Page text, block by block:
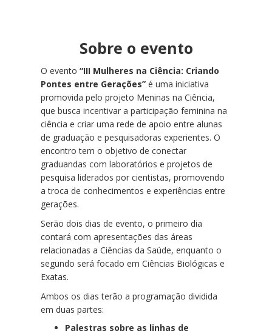
Sobre o evento
O evento “III Mulheres na Ciência: Criando
Pontes entre Gerações” é uma iniciativa
promovida pelo projeto Meninas na Ciência,
que busca incentivar a participação feminina na
ciência e criar uma rede de apoio entre alunas
de graduação e pesquisadoras experientes. O
encontro tem o objetivo de conectar
graduandas com laboratórios e projetos de
pesquisa liderados por cientistas, promovendo
a troca de conhecimentos e experiências entre
gerações.
Serão dois dias de evento, o primeiro dia
contará com apresentações das áreas
relacionadas a Ciências da Saúde, enquanto o
segundo será focado em Ciências Biológicas e
Exatas.
Ambos os dias terão a programação dividida
em duas partes:
Palestras sobre as linhas de